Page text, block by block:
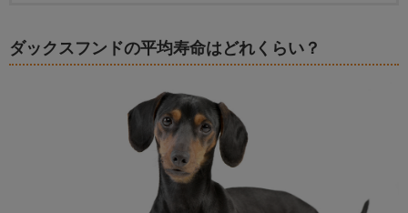
ダックスフンドの平均寿命はどれくらい？